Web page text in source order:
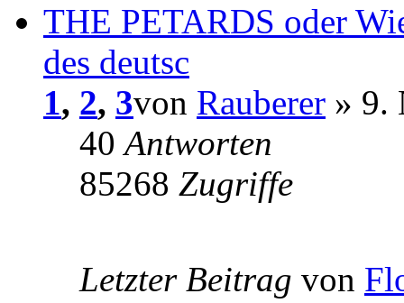
THE PETARDS oder
des deutsc
1, 2, 3von Rauberer » 9.
40Antworten
85268 Zugriffe
Letzter Beitrag von